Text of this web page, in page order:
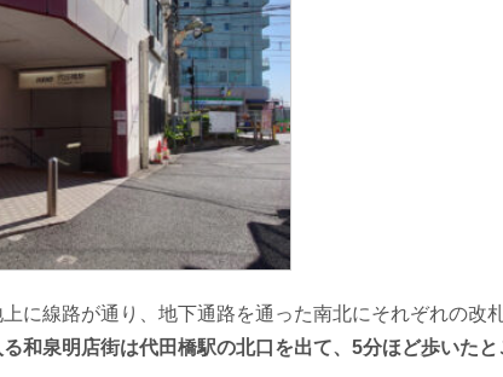
に線路が通り、地下通路を通った南北にそれぞれの改
和泉明店街は代田橋駅の北口を出て、5分ほど歩いたと